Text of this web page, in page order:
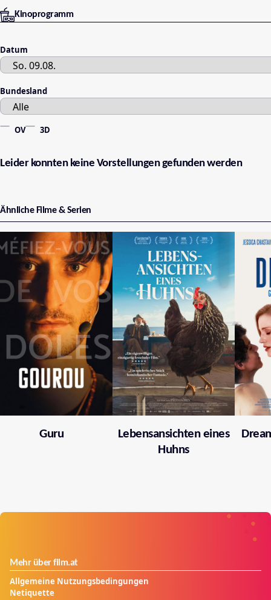
Kinoprogramm
Datum
Bundesland
OV 3D
Leider konnten keine Vorstellungen gefunden werden
Ähnliche Filme & Serien
Guru
Lebensansichten eines
Huhns
Mehr über film.at
Allgemeine Nutzungsbedingungen
Netiquette